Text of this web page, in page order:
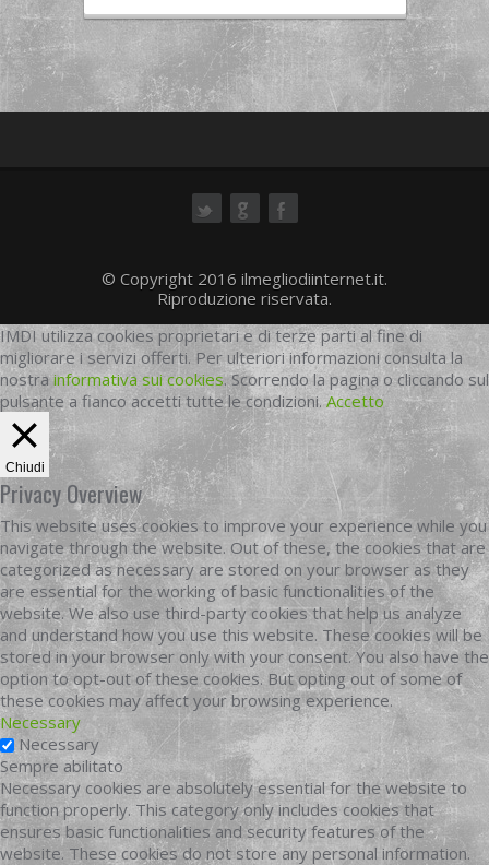
© Copyright 2016 ilmegliodiinternet.it.
Riproduzione riservata.
IMDI utilizza cookies proprietari e di terze parti al fine di
migliorare i servizi offerti. Per ulteriori informazioni consulta la
nostrainformativa sui cookies. Scorrendo la pagina o cliccando sul
pulsante a fianco accetti tutte le condizioni.Accetto
Chiudi
Privacy Overview
This website uses cookies to improve your experience while you
navigate through the website. Out of these, the cookies that are
categorized as necessary are stored on your browser as they
are essential for the working of basic functionalities of the
website. We also use third-party cookies that help us analyze
and understand how you use this website. These cookies will be
stored in your browser only with your consent. You also have the
option to opt-out of these cookies. But opting out of some of
these cookies may affect your browsing experience.
Necessary
Necessary
Sempre abilitato
Necessary cookies are absolutely essential for the website to
function properly. This category only includes cookies that
ensures basic functionalities and security features of the
website. These cookies do not store any personal information.